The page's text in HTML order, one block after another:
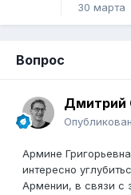
30 марта
Вопрос
Дмитрий
Армине
интересно
Армении, в связи с